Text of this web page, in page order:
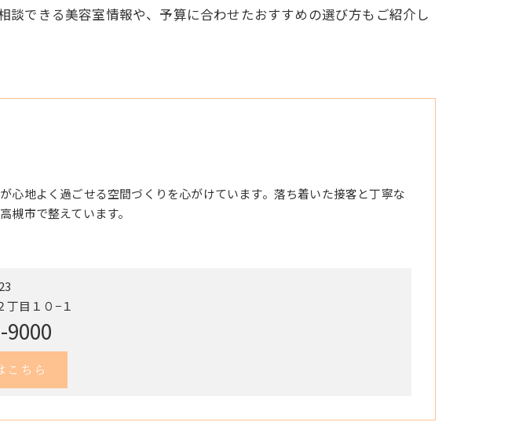
できる美容室情報や、予算に合わせたおすすめの選び方もご紹介し
心地よく過ごせる空間づくりを心がけています。落ち着いた接客と丁寧な
槻市で整えています。
丁目１０−１
9000
こちら